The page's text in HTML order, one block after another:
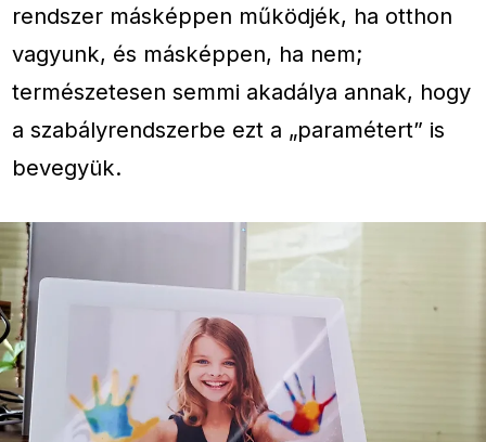
rendszer másképpen működjék, ha otthon
vagyunk, és másképpen, ha nem;
természetesen semmi akadálya annak, hogy
a szabályrendszerbe ezt a „paramétert” is
bevegyük.